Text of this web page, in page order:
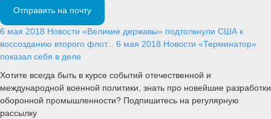
Отправить на почту
6 мая 2018 Новости «Великие державы» подтолкнули США к
воссозданию второго флот... 6 мая 2018 Новости «Терминатор»
показал себя в деле
Хотите всегда быть в курсе событий отечественной и
международной военной политики, знать про новейшие разработки
оборонной промышленности? Подпишитесь на регулярную
рассылку